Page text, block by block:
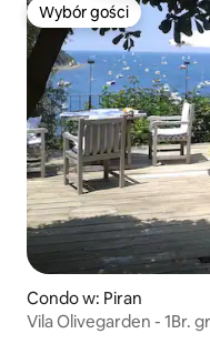
Wybór gości
Wybór gości
Condo w: Piran
Vila Olivegarden - 1Br.